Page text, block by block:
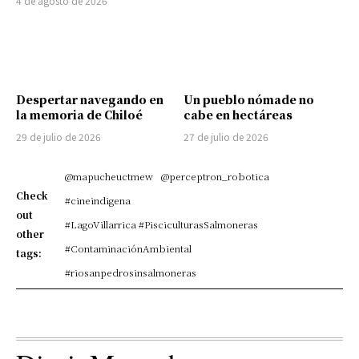
Despertar navegando en
la memoria de Chiloé
29 de julio de 2026
Un pueblo nómade no
cabe en hectáreas
27 de julio de 2026
Check
out
other
tags:
@mapucheuctmew @perceptron_robotica
#cineindigena
#LagoVillarrica #PisciculturasSalmoneras
#ContaminaciónAmbiental
#riosanpedrosinsalmoneras